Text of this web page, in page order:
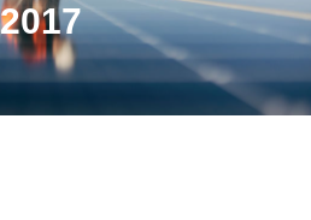
2017